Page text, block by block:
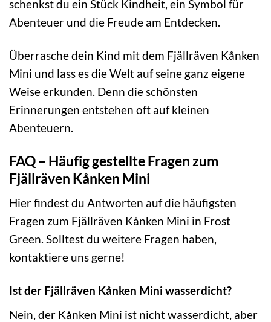
schenkst du ein Stück Kindheit, ein Symbol für
Abenteuer und die Freude am Entdecken.
Überrasche dein Kind mit dem Fjällräven Kånken
Mini und lass es die Welt auf seine ganz eigene
Weise erkunden. Denn die schönsten
Erinnerungen entstehen oft auf kleinen
Abenteuern.
FAQ – Häufig gestellte Fragen zum
Fjällräven Kånken Mini
Hier findest du Antworten auf die häufigsten
Fragen zum Fjällräven Kånken Mini in Frost
Green. Solltest du weitere Fragen haben,
kontaktiere uns gerne!
Ist der Fjällräven Kånken Mini wasserdicht?
Nein, der Kånken Mini ist nicht wasserdicht, aber